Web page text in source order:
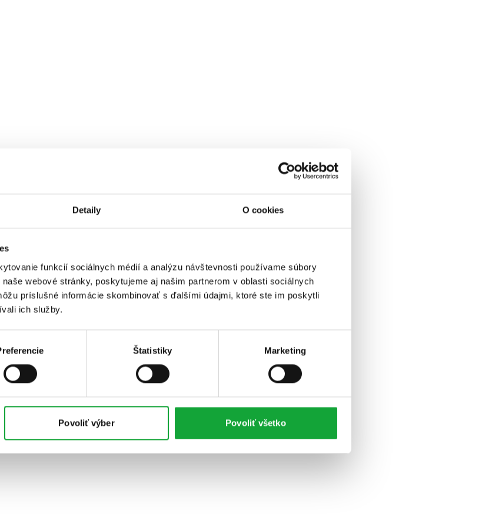
Detaily O cookies
funkcií sociálnych médií a analýzu návštevnosti používame súbory
webové stránky, poskytujeme aj našim partnerom v oblasti sociálnych
príslušné informácie skombinovať s ďalšími údajmi, ktoré ste im poskytli
ich služby.
Štatistiky Marketing
Povoliť výber Povoliť všetko